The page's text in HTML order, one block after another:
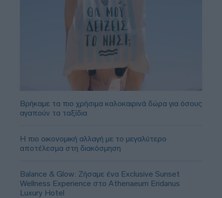
Βρήκαμε τα πιο χρήσιμα καλοκαιρινά δώρα για όσους
αγαπούν τα ταξίδια
Η πιο οικονομική αλλαγή με το μεγαλύτερο
αποτέλεσμα στη διακόσμηση
Balance & Glow: Ζήσαμε ένα Exclusive Sunset
Wellness Experience στο Athenaeum Eridanus
Luxury Hotel